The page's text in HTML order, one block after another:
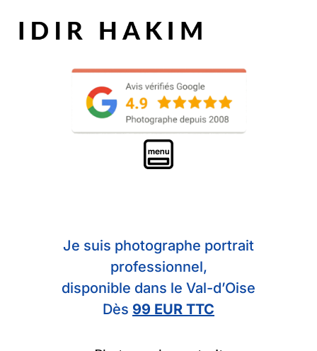
Je suis photographe portrait
professionnel,
disponible dans le Val-d’Oise
Dès 99 EUR TTC